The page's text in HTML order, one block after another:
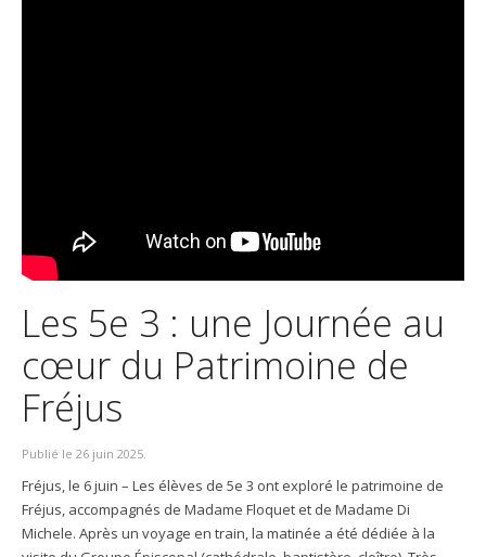
Les 5e 3 : une Journée au
cœur du Patrimoine de
Fréjus
Publié le 26 juin 2025
Fréjus, le 6 juin – Les élèves de 5e 3 ont exploré le patrimoine de
Fréjus, accompagnés de Madame Floquet et de Madame Di
Michele. Après un voyage en train, la matinée a été dédiée à la